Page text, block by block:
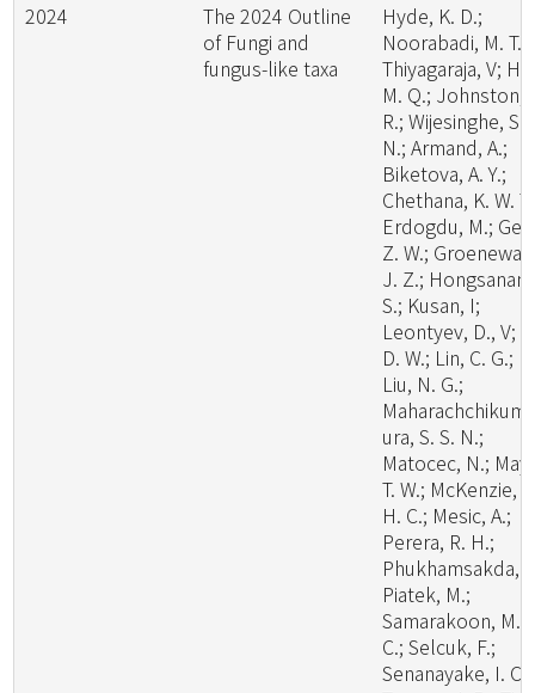
2024
The 2024 Outline
of Fungi and
fungus-like taxa
Hyde, K. D.;
Noorabadi, M. T.;
Thiyagaraja, V;
M. Q.; Johnston,
R.; Wijesinghe, S.
N.; Armand, A.;
Biketova, A. Y.;
Chethana, K. W.
Erdogdu, M.; Ge,
Z. W.;
J. Z.; Hongsanan,
S.; Kusan, I;
Leontyev, D., V;
D. W.; Lin, C. G.;
Liu, N. G.;
ura, S. S. N.;
Matocec, N.; May,
T. W.; McKenzie,
H. C.; Mesic, A.;
Perera, R. H.;
Phukhamsakda,
Piatek, M.;
Samarakoon, M.
C.; Selcuk, F.;
Senanayake, I. C.;